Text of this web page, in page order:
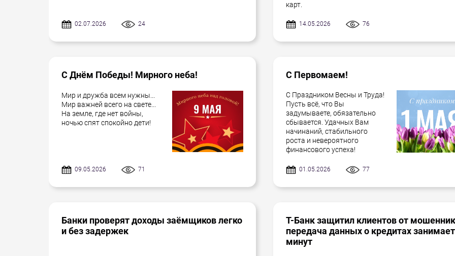
02.07.2026 24
карт.
14.05.2026 76
С Днём Победы! Мирного неба!
Мир и дружба всем нужны...
Мир важней всего на свете...
На земле, где нет войны,
ночью спят спокойно дети!
09.05.2026 71
С Первомаем!
С Праздником Весны и Труда!
Пусть всё, что Вы
задумываете, обязательно
сбывается. Удачных Вам
начинаний, стабильного
роста и невероятного
финансового успеха!
01.05.2026 77
Банки проверят доходы заёмщиков легко
и без задержек
Т-Банк защитил клиентов от
передача данных о кредитах
минут